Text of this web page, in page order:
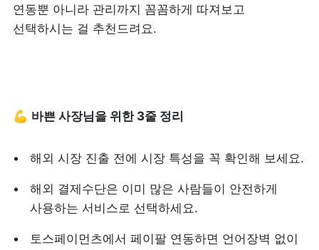
연동뿐 아니라 관리까지 꼼꼼하게 따져보고
선택하시는 걸 추천드려요.
💪 바쁜 사장님을 위한 3줄 정리
해외 시장 진출 전에 시장 특성을 꼭 확인해 보세요.
해외 결제수단은 이미 많은 사람들이 안전하게
사용하는 서비스로 선택하세요.
토스페이먼츠에서 페이팔 연동하면 언어장벽 없이